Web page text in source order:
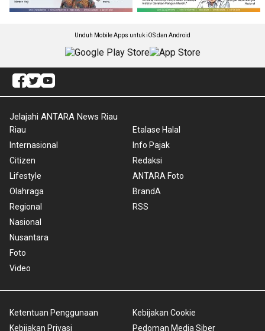
Unduh Mobile Apps untuk iOS dan Android
Jelajahi ANTARA News Riau
Riau
Internasional
Citizen
Lifestyle
Olahraga
Regional
Nasional
Nusantara
Foto
Video
Etalase Halal
Info Pajak
Redaksi
ANTARA Foto
BrandA
RSS
Ketentuan Penggunaan
Kebijakan Privasi
Kebijakan Cookie
Pedoman Media Siber